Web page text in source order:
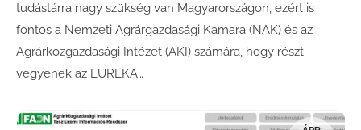
tudástárra nagy szükség van Magyarországon, ezért is
fontos a Nemzeti Agrárgazdasági Kamara (NAK) és az
Agrárközgazdasági Intézet (AKI) számára, hogy részt
vegyenek az EUREKA…